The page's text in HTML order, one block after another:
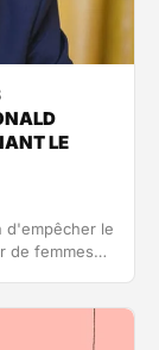
LE
d'empêcher le
de femmes